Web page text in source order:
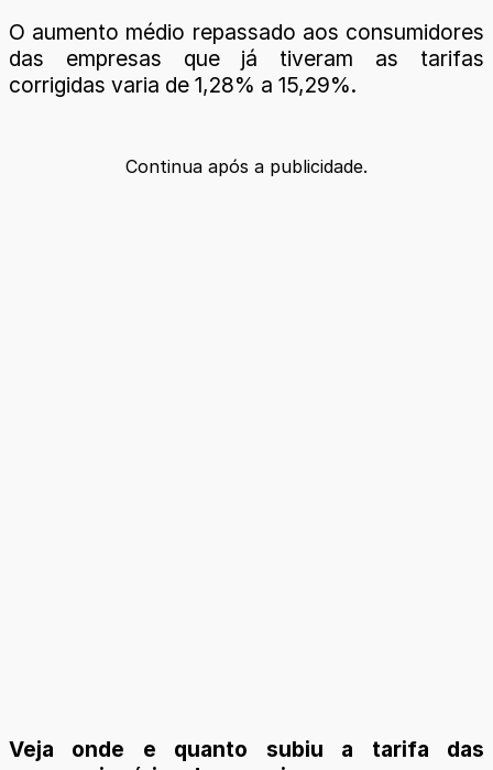
O aumento médio repassado aos consumidores
das empresas que já tiveram as tarifas
corrigidas varia de 1,28% a 15,29%.
Continua após a publicidade.
Veja onde e quanto subiu a tarifa das